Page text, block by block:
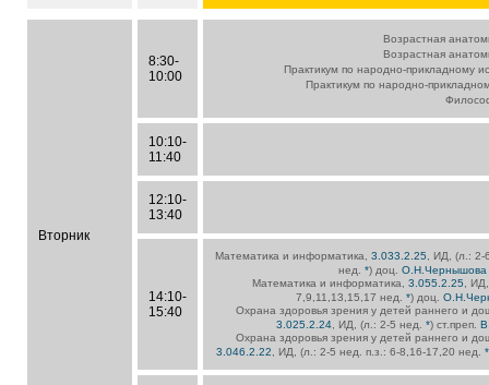
Вторник
8:30-
10:00
Возрастная
Возрастная
Практикум по народно-прикладному
Практикум по народно-
10:10-
11:40
12:10-
13:40
14:10-
15:40
Математика и информатика, 3.033.2.25 , ИД, (л.:
нед. *) доц. О.Н.Чернышова
Математика и информатика,3.055.2.25
,
7,9,11,13,15,17 нед.*) доц.
Охрана здоровья зрения у детей раннего и
3.025.2.24 , ИД, (л.: 2-5 нед. *) ст.преп.
Охрана здоровья зрения у детей раннего и
3.046.2.22
, ИД, (л.: 2-5 нед. п.з.: 6-8,16-17,20 нед.*